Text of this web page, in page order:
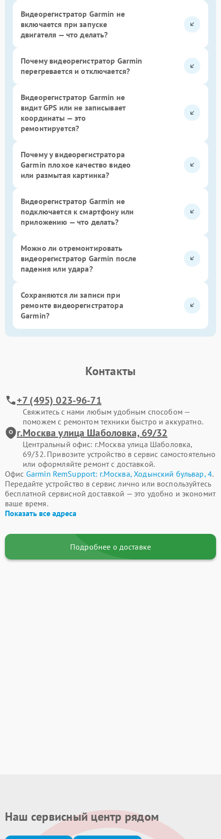
Видеорегистратор Garmin не
включается при запуске
двигателя — что делать?
Почему видеорегистратор Garmin
перегревается и отключается?
Видеорегистратор Garmin не
видит GPS или не записывает
координаты — это
ремонтируется?
Почему у видеорегистратора
Garmin плохое качество видео
или размытая картинка?
Видеорегистратор Garmin не
подключается к смартфону или
приложению — что делать?
Можно ли отремонтировать
видеорегистратор Garmin после
падения или удара?
Сохраняются ли записи при
ремонте видеорегистратора
Garmin?
Контакты
+7 (495) 023-96-71
Свяжитесь с нами любым удобным способом —
поможем с ремонтом техники быстро и аккуратно.
г.Москва улица Шаболовка, 69/32
Центральный офис: г.Москва улица Шаболовка,
69/32. Привозите устройство в сервис самостоятельно
или оформляйте ремонт с доставкой.
Офис Garmin RemSupport: г.Москва, Ходынский бульвар, 4.
Передайте устройство в сервис лично или воспользуйтесь
бесплатной сервисной доставкой — это удобно и экономит
ваше время.
Показать все адреса
Подробнее о доставке
Наш сервисный центр рядом